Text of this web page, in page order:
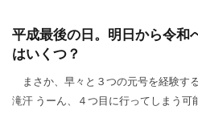
平成最後の日。明日から令和
はいくつ？
まさか、早々と３つの元号を経験す
滝汗 うーん、４つ目に行ってしまう可